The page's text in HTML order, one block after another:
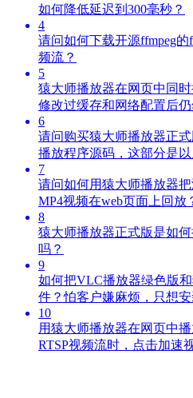
如何降低延迟到300毫秒？
4
请问如何下载开源ffmpeg
频流？
5
猿大师播放器在网页中同时
修改过缓存和网络配置后
6
请问购买猿大师播放器正
播放程序源码，这部分是
7
请问如何用猿大师播放器
MP4视频在web页面上回放
8
猿大师播放器正式版是如
吗？
9
如何把VLC播放器绿色版
件？怕客户嫌麻烦，只想安
10
用猿大师播放器在网页中
RTSP视频流时，点击加速